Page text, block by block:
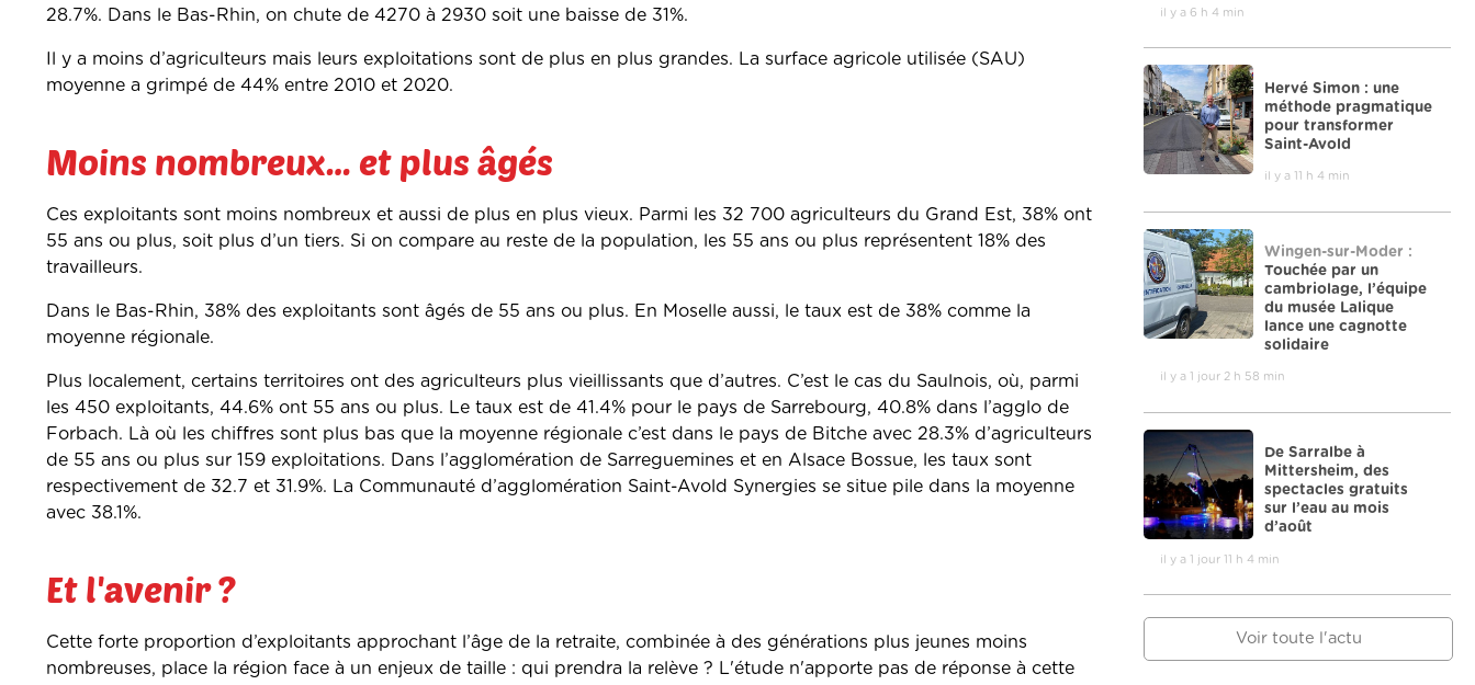
28.7%. Dans le Bas-Rhin, on chute de 4270 à 2930 soit une baisse de 31%.
Il y a moins d’agriculteurs mais leurs exploitations sont de plus en plus grandes. La surface agricole utilisée (SAU)
moyenne a grimpé de 44% entre 2010 et 2020.
Moins nombreux… et plus âgés
Ces exploitants sont moins nombreux et aussi de plus en plus vieux. Parmi les 32 700 agriculteurs du Grand Est, 38% ont
55 ans ou plus, soit plus d’un tiers. Si on compare au reste de la population, les 55 ans ou plus représentent 18% des
travailleurs.
Dans le Bas-Rhin, 38% des exploitants sont âgés de 55 ans ou plus. En Moselle aussi, le taux est de 38% comme la
moyenne régionale.
Plus localement, certains territoires ont des agriculteurs plus vieillissants que d’autres. C’est le cas du Saulnois, où, parmi
les 450 exploitants, 44.6% ont 55 ans ou plus. Le taux est de 41.4% pour le pays de Sarrebourg, 40.8% dans l’agglo de
Forbach. Là où les chiffres sont plus bas que la moyenne régionale c’est dans le pays de Bitche avec 28.3% d’agriculteurs
de 55 ans ou plus sur 159 exploitations. Dans l’agglomération de Sarreguemines et en Alsace Bossue, les taux sont
respectivement de 32.7 et 31.9%. La Communauté d’agglomération Saint-Avold Synergies se situe pile dans la moyenne
avec 38.1%.
Et l'avenir ?
Cette forte proportion d’exploitants approchant l’âge de la retraite, combinée à des générations plus jeunes moins
nombreuses, place la région face à un enjeux de taille : qui prendra la relève ? L'étude n'apporte pas de réponse à cette
il y a 6 h 4 min
Hervé Simon : une
méthode pragmatique
pour transformer
Saint-Avold
il y a 11 h 4 min
Wingen-sur-Moder :
Touchée par un
cambriolage, l’équipe
du musée Lalique
lance une cagnotte
solidaire
il y a 1 jour 2 h 58 min
De Sarralbe à
Mittersheim, des
spectacles gratuits
sur l’eau au mois
d’août
il y a 1 jour 11 h 4 min
Voir toute l'actu